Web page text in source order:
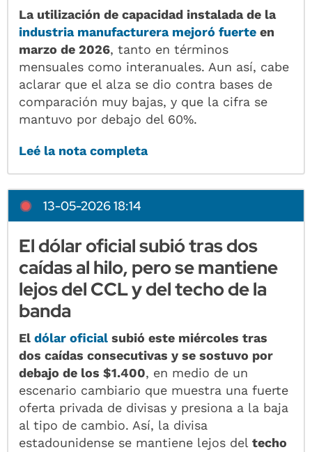
La utilización de capacidad instalada de la
industria manufacturera mejoró fuerte en
marzo de 2026, tanto en términos
mensuales como interanuales. Aun así, cabe
aclarar que el alza se dio contra bases de
comparación muy bajas, y que la cifra se
mantuvo por debajo del 60%.
Leé la nota completa
13-05-2026 18:14
El dólar oficial subió tras dos
caídas al hilo, pero se mantiene
lejos del CCL y del techo de la
banda
Eldólar oficial subió este miércoles tras
dos caídas consecutivas y se sostuvo por
debajo de los $1.400, en medio de un
escenario cambiario que muestra una fuerte
oferta privada de divisas y presiona a la baja
al tipo de cambio. Así, la divisa
estadounidense se mantiene lejos deltecho